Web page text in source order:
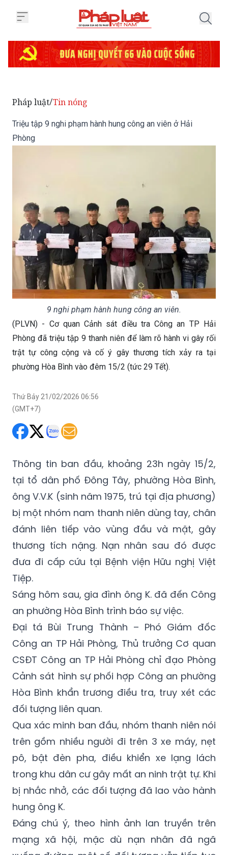
Triệu tập 9 nghi phạm hành hung công an viên ở Hải
9 nghi phạm hành hung công an viên.
(PLVN) - Cơ quan Cảnh sát điều tra Công an TP Hải
Phòng đã triệu tập 9 thanh niên để làm rõ hành vi gây rối
trật tự công cộng và cố ý gây thương tích xảy ra tại
phường Hòa Bình vào đêm 15/2 (tức 29 Tết).
Thứ Bảy 21/02/2026 06:56
Thông tin ban đầu, khoảng 23h ngày 15/2,
ông V.V.K (sinh năm 1975, trú tại địa phương)
bị một nhóm nam thanh niên dùng tay, chân
đánh liên tiếp vào vùng đầu và mặt, gây
thương tích nặng. Nạn nhân sau đó được
đưa đi cấp cứu tại Bệnh viện Hữu nghị Việt
Tiệp.
Sáng hôm sau, gia đình ông K. đã đến Công
an phường Hòa Bình trình báo sự việc.
Đại tá Bùi Trung Thành – Phó Giám đốc
Công an TP Hải Phòng, Thủ trưởng Cơ quan
CSĐT Công an TP Hải Phòng chỉ đạo Phòng
Cảnh sát hình sự phối hợp Công an phường
Hòa Bình khẩn trương điều tra, truy xét các
đối tượng liên quan.
Qua xác minh ban đầu, nhóm thanh niên nói
trên gồm nhiều người đi trên 3 xe máy, nẹt
pô, bật đèn pha, điều khiển xe lạng lách
trong khu dân cư gây mất an ninh trật tự. Khi
bị nhắc nhở, các đối tượng đã lao vào hành
hung ông K.
Đáng chú ý, theo hình ảnh lan truyền trên
mạng xã hội, mặc dù nạn nhân đã ngã
xuống đường, một số đối tượng vẫn tiếp tục
đấm, đá, thậm chí có người nhảy lên cao